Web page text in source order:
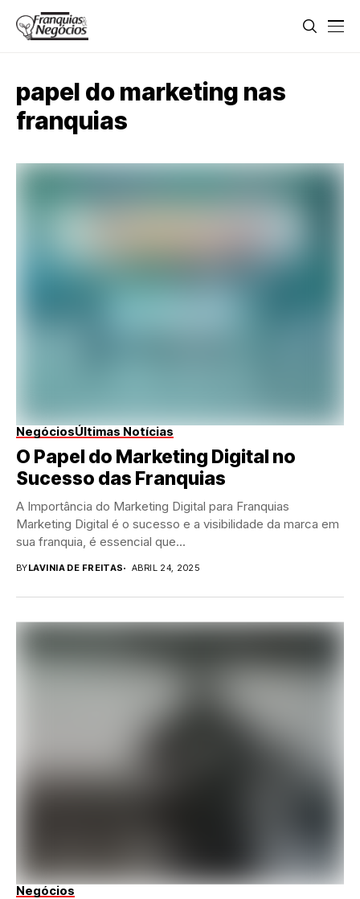
papel do marketing nas
franquias
NegóciosÚltimas Notícias
O Papel do Marketing Digital no
Sucesso das Franquias
A Importância do Marketing Digital para Franquias
Marketing Digital é o sucesso e a visibilidade da marca em
sua franquia, é essencial que...
BYLAVINIA DE FREITAS ABRIL 24, 2025
Negócios